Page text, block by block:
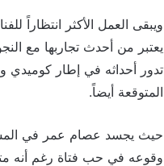
تدور أحداثه في إطار كوميدي
المتوقعة أيضاً.
حيث يجسد عصام عمر في
وقوعه في حب فتاة رغم أنه